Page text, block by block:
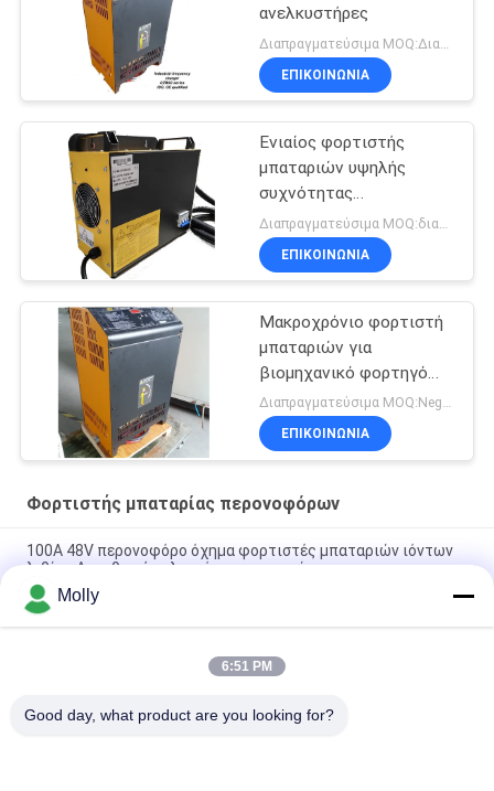
ανελκυστήρες
ΕΠΙΚΟΙΝΩΝΙΑ
Ενιαίος φορτιστής
μπαταριών υψηλής
συχνότητας
μικροϋπολογιστών τσιπ
ESCH48V/65A 48v 65A
ΕΠΙΚΟΙΝΩΝΙΑ
Μακροχρόνιο φορτιστή
μπαταριών για
βιομηχανικό φορτηγό
48V 80A
Διαπραγματεύσιμα MOQ:Negotiable
ΕΠΙΚΟΙΝΩΝΙΑ
Φορτιστής μπαταρίας περονοφόρων
100A 48V περονοφόρο όχημα φορτιστές μπαταριών ιόντων
λιθίου Ανορθωτής ελεγχόμενου πυριτίου
Συσκευή φόρτισης μπαταριών CZB5C 24V/45A με αθόρυβο
ανεμιστήρα ψύξης
Προστασία φόρτισης 48 Volt φορτιστή μπαταρίας
Molly
6:51 PM
Good day, what product are you looking for?